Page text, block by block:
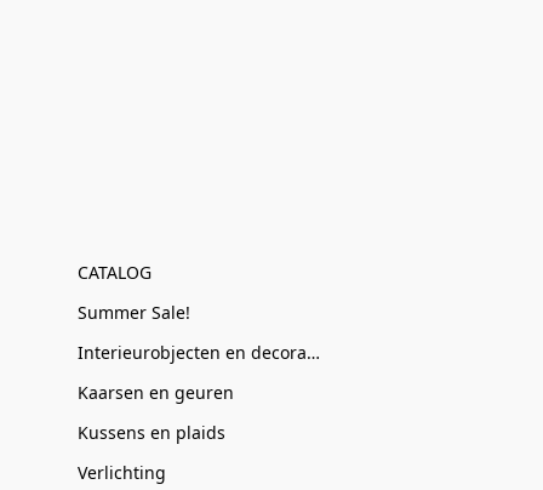
CATALOG
Summer Sale!
Interieurobjecten en decoratie
Kaarsen en geuren
Kussens en plaids
Verlichting